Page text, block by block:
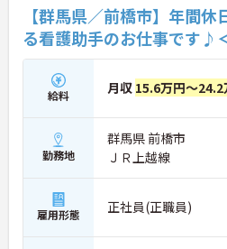
【群馬県／前橋市】年間
る看護助手のお仕事です♪
給料 月収 15.6万円～24.2
勤務地
群馬県 前橋市
ＪＲ上越線
雇用形態 正社員(正職員)